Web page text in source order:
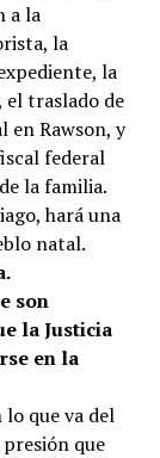
a la
la
la
traslado de
en Rawson, y
federal
la familia.
hará una
natal.
son
la Justicia
en la
lo que va del
que